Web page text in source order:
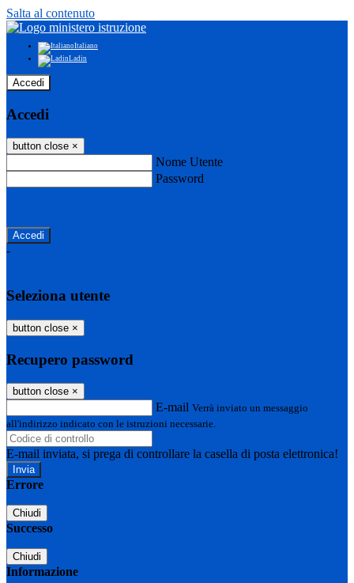
Salta al contenuto
Italiano
Ladin
Accedi
Accedi
button close ×
Nome Utente
Password
-
Seleziona utente
button close ×
Recupero password
button close ×
E-mail Verrà inviato un messaggio
all'indirizzo indicato con le istruzioni necessarie.
E-mail inviata, si prega di controllare la casella di posta elettronica!
Errore
Chiudi
Successo
Chiudi
Informazione